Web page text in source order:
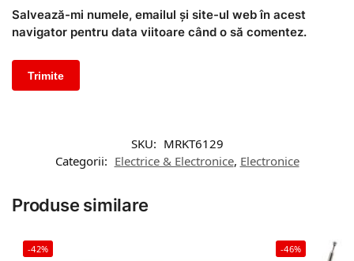
Salvează-mi numele, emailul și site-ul web în acest
navigator pentru data viitoare când o să comentez.
SKU: MRKT6129
Categorii: Electrice & Electronice, Electronice
Produse similare
-42% -46%